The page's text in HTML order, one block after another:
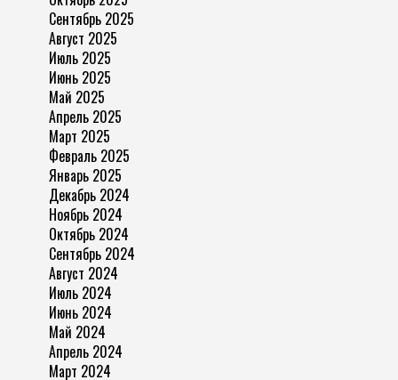
Сентябрь 2025
Август 2025
Июль 2025
Июнь 2025
Май 2025
Апрель 2025
Март 2025
Февраль 2025
Январь 2025
Декабрь 2024
Ноябрь 2024
Октябрь 2024
Сентябрь 2024
Август 2024
Июль 2024
Июнь 2024
Май 2024
Апрель 2024
Март 2024